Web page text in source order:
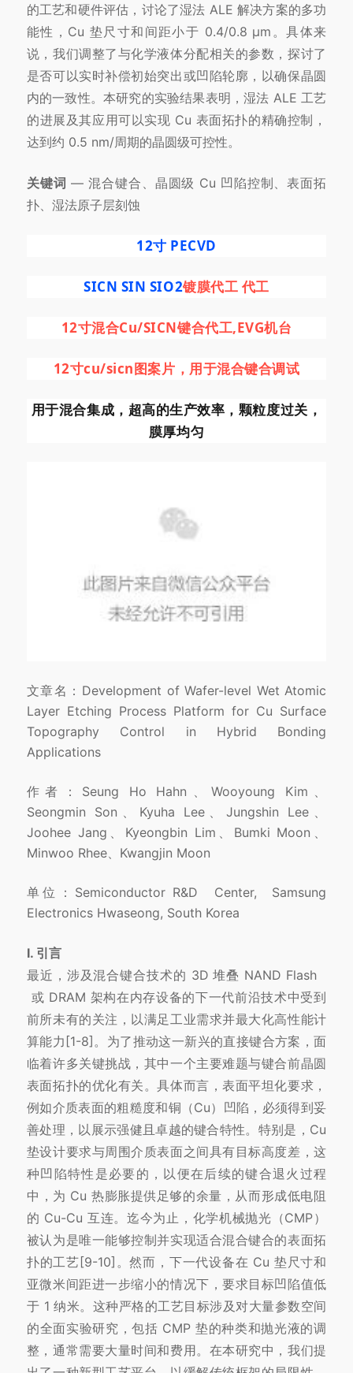
的工艺和硬件评估，讨论了湿法 ALE 解决方案的多功
能性，Cu 垫尺寸和间距小于 0.4/0.8 μm。具体来
说，我们调整了与化学液体分配相关的参数，探讨了
是否可以实时补偿初始突出或凹陷轮廓，以确保晶圆
内的一致性。本研究的实验结果表明，湿法 ALE 工艺
的进展及其应用可以实现 Cu 表面拓扑的精确控制，
达到约 0.5 nm/周期的晶圆级可控性。
关键词 — 混合键合、晶圆级 Cu 凹陷控制、表面拓
扑、湿法原子层刻蚀
12寸 PECVD
SICN SIN SIO2镀膜代工 代工
12寸混合Cu/SICN键合代工,EVG机台
12寸cu/sicn图案片，用于混合键合调试
用于混合集成，超高的生产效率，颗粒度过关，
膜厚均匀
文章名：Development of Wafer-level Wet Atomic
Layer Etching Process Platform for Cu Surface
Topography Control in Hybrid Bonding
Applications
作者：Seung Ho Hahn、Wooyoung Kim、
Seongmin Son、Kyuha Lee、Jungshin Lee、
Joohee Jang、Kyeongbin Lim、Bumki Moon、
Minwoo Rhee、Kwangjin Moon
单位：Semiconductor R&D
Center, Samsung
Electronics Hwaseong, South Korea
I. 引言
最近，涉及混合键合技术的 3D 堆叠 NAND Flash
或 DRAM 架构在内存设备的下一代前沿技术中受到
前所未有的关注，以满足工业需求并最大化高性能计
算能力[1-8]。为了推动这一新兴的直接键合方案，面
临着许多关键挑战，其中一个主要难题与键合前晶圆
表面拓扑的优化有关。具体而言，表面平坦化要求，
例如介质表面的粗糙度和铜（Cu）凹陷，必须得到妥
善处理，以展示强健且卓越的键合特性。特别是，Cu
垫设计要求与周围介质表面之间具有目标高度差，这
种凹陷特性是必要的，以便在后续的键合退火过程
中，为 Cu 热膨胀提供足够的余量，从而形成低电阻
的 Cu-Cu 互连。迄今为止，化学机械抛光（CMP）
被认为是唯一能够控制并实现适合混合键合的表面拓
扑的工艺[9-10]。然而，下一代设备在 Cu 垫尺寸和
亚微米间距进一步缩小的情况下，要求目标凹陷值低
于 1 纳米。这种严格的工艺目标涉及对大量参数空间
的全面实验研究，包括 CMP 垫的种类和抛光液的调
整，通常需要大量时间和费用。在本研究中，我们提